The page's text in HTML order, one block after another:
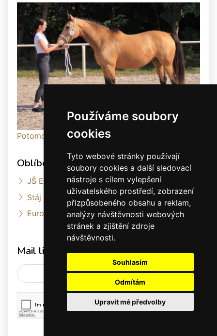
Používáme soubory
cookies
Tyto webové stránky používají
soubory cookies a další sledovací
nástroje s cílem vylepšení
uživatelského prostředí, zobrazení
přizpůsobeného obsahu a reklam,
analýzy návštěvnosti webových
stránek a zjištění zdroje
návštěvnosti.
Souhlasím
Odmítám
Upravit mé předvolby
Potomci po 1245 Sarkon Kinský
Oblíbené odkazy
JŠ Equus Kinsky
Stáj Ostrov
European State Studs
Mail list